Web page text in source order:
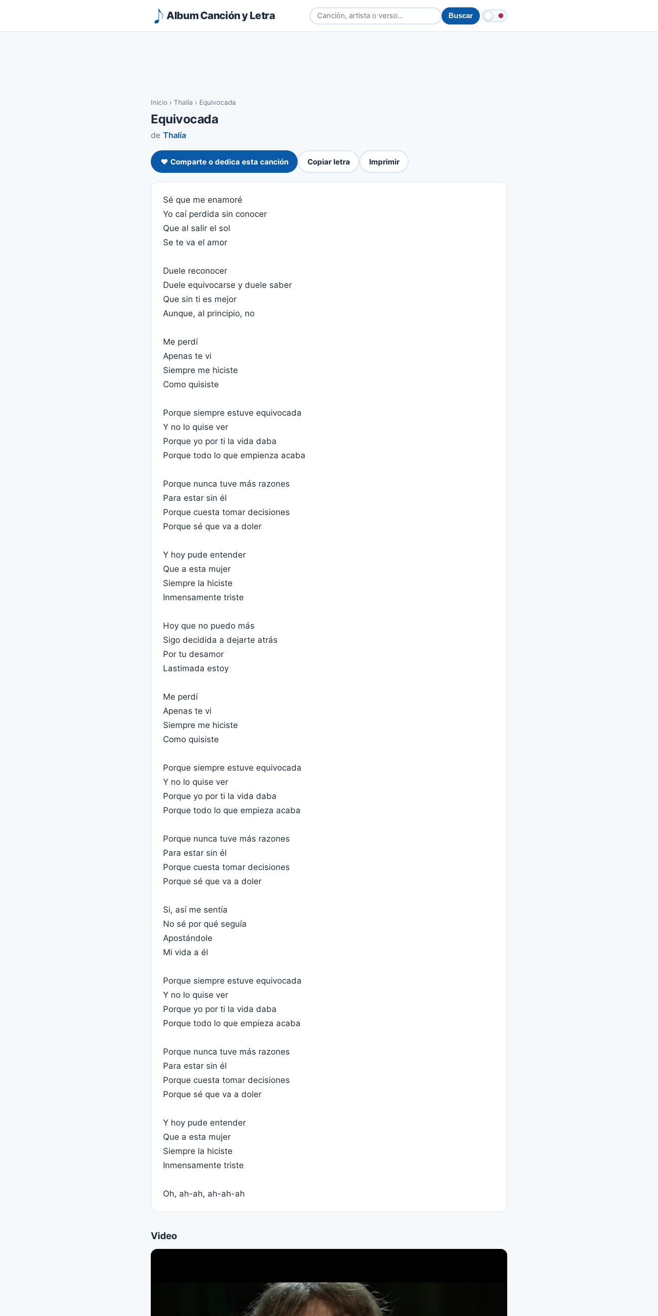
Album Canción y Letra Buscar
Inicio › Thalía › Equivocada
Equivocada
de Thalía
❤️ Comparte o dedica esta canción Copiar letra Imprimir
Sé que me enamoré
Yo caí perdida sin conocer
Que al salir el sol
Se te va el amor
Duele reconocer
Duele equivocarse y duele saber
Que sin ti es mejor
Aunque, al principio, no
Me perdí
Apenas te vi
Siempre me hiciste
Como quisiste
Porque siempre estuve equivocada
Y no lo quise ver
Porque yo por ti la vida daba
Porque todo lo que empienza acaba
Porque nunca tuve más razones
Para estar sin él
Porque cuesta tomar decisiones
Porque sé que va a doler
Y hoy pude entender
Que a esta mujer
Siempre la hiciste
Inmensamente triste
Hoy que no puedo más
Sigo decidida a dejarte atrás
Por tu desamor
Lastimada estoy
Me perdí
Apenas te vi
Siempre me hiciste
Como quisiste
Porque siempre estuve equivocada
Y no lo quise ver
Porque yo por ti la vida daba
Porque todo lo que empieza acaba
Porque nunca tuve más razones
Para estar sin él
Porque cuesta tomar decisiones
Porque sé que va a doler
Si, así me sentía
No sé por qué seguía
Apostándole
Mi vida a él
Porque siempre estuve equivocada
Y no lo quise ver
Porque yo por ti la vida daba
Porque todo lo que empieza acaba
Porque nunca tuve más razones
Para estar sin él
Porque cuesta tomar decisiones
Porque sé que va a doler
Y hoy pude entender
Que a esta mujer
Siempre la hiciste
Inmensamente triste
Oh, ah-ah, ah-ah-ah
Video